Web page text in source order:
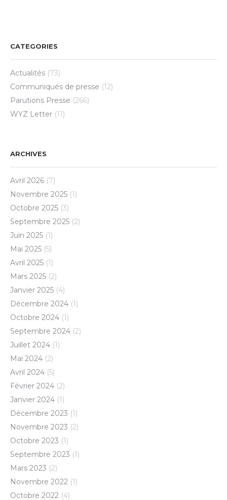
CATEGORIES
Actualités (73)
Communiqués de presse (12)
Parutions Presse (266)
WYZ Letter (11)
ARCHIVES
Avril 2026 (7)
Novembre 2025 (1)
Octobre 2025 (3)
Septembre 2025 (2)
Juin 2025 (1)
Mai 2025 (5)
Avril 2025 (1)
Mars 2025 (2)
Janvier 2025 (4)
Décembre 2024 (1)
Octobre 2024 (1)
Septembre 2024 (2)
Juillet 2024 (1)
Mai 2024 (2)
Avril 2024 (5)
Février 2024 (2)
Janvier 2024 (1)
Décembre 2023 (1)
Novembre 2023 (2)
Octobre 2023 (1)
Septembre 2023 (1)
Mars 2023 (2)
Novembre 2022 (1)
Octobre 2022 (4)